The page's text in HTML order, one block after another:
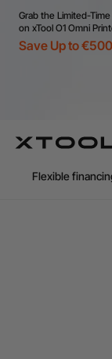
Grab the Limited-
on xTool O1 Omni
Save Up to €500
Flexible
Find Your 1-on-1